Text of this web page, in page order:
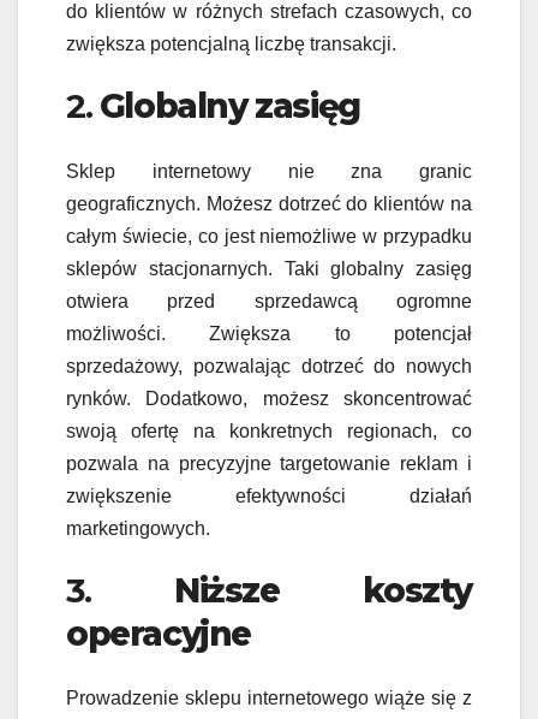
do klientów w różnych strefach czasowych, co
zwiększa potencjalną liczbę transakcji.
2. Globalny zasięg
Sklep internetowy nie zna granic
geograficznych. Możesz dotrzeć do klientów na
całym świecie, co jest niemożliwe w przypadku
sklepów stacjonarnych. Taki globalny zasięg
otwiera przed sprzedawcą ogromne
możliwości. Zwiększa to potencjał
sprzedażowy, pozwalając dotrzeć do nowych
rynków. Dodatkowo, możesz skoncentrować
swoją ofertę na konkretnych regionach, co
pozwala na precyzyjne targetowanie reklam i
zwiększenie efektywności działań
marketingowych.
3. Niższe koszty
operacyjne
Prowadzenie sklepu internetowego wiąże się z